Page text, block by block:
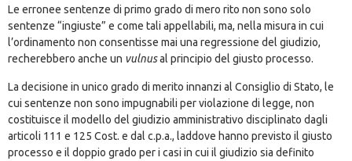
Le erronee sentenze di primo grado di mero rito non sono solo
sentenze “ingiuste” e come tali appellabili, ma, nella misura in cui
l’ordinamento non consentisse mai una regressione del giudizio,
recherebbero anche un vulnusal principio del giusto processo.
La decisione in unico grado di merito innanzi al Consiglio di Stato, le
cui sentenze non sono impugnabili per violazione di legge, non
costituisce il modello del giudizio amministrativo disciplinato dagli
articoli 111 e 125 Cost. e dal c.p.a., laddove hanno previsto il giusto
processo e il doppio grado per i casi in cui il giudizio sia definito